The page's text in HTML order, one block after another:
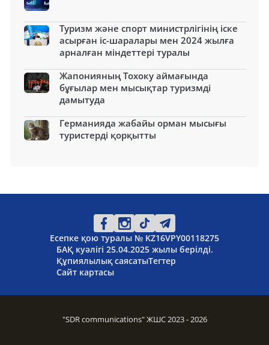
Туризм және спорт министрлігінің іске
асырған іс-шаралары мен 2024 жылға
арналған міндеттері туралы
Жапонияның Тохоку аймағында
бұғылар мен мысықтар туризмді
дамытуда
Германияда жабайы орман мысығы
туристерді қорқытты
Есепке қою туралы № KZ16VPY00118275
БАҚ куәлігі 25.04.2025 жылы берілді.
Құпиялылық саясатыТегтер
Сайт картасы
"SDR communications" ЖШС 2023 - 2026